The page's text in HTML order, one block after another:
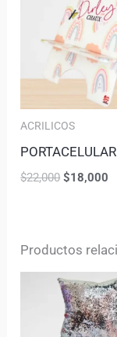
ACRILICOS
PORTACELULAR
$22,000 $18,000
Productos
Original
price
was:
$65,000.